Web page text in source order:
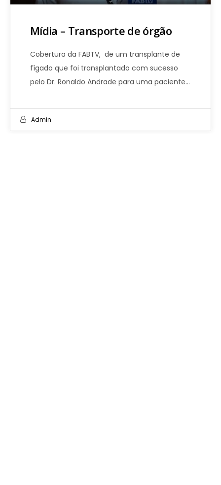
Mídia – Transporte de órgão
Cobertura da FABTV, de um transplante de
fígado que foi transplantado com sucesso
pelo Dr. Ronaldo Andrade para uma paciente…
Admin